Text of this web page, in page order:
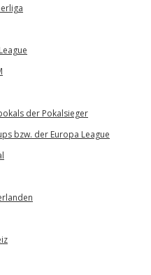
der Pokalsieger
bzw. der Europa League